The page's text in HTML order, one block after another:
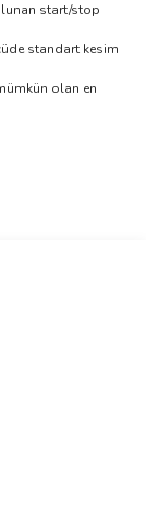
start/stop
standart kesim
olan en